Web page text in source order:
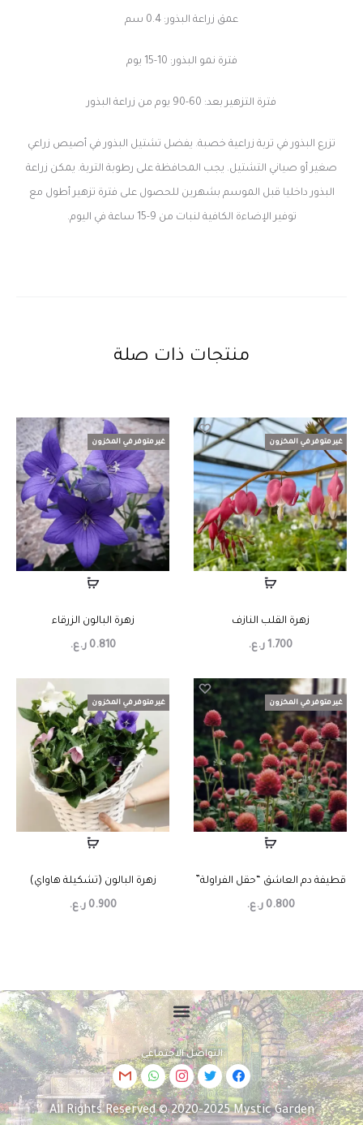
عمق زراعة البذور: 0.4 سم
فترة نمو البذور: 10-15 يوم
فترة التزهير بعد: 60-90 يوم من زراعة البذور
تزرع البذور في تربة زراعية خصبة. يفضل تشتيل البذور في أصيص زراعي
صغير أو صياني التشتيل. يجب المحافظة على رطوبة التربة. يمكن زراعة
البذور داخليا قبل الموسم بشهرين للحصول على فترة تزهير أطول مع
توفير الإضاءة الكافية لنبات من 9-15 ساعة في اليوم.
منتجات ذات صلة
غير متوفر في المخزون
زهرة القلب النازف
1.700 ر.ع.
غير متوفر في المخزون
زهرة البالون الزرقاء
0.810 ر.ع.
غير متوفر في المخزون
قطيفة دم العاشق “حقل الفراولة”
0.800 ر.ع.
غير متوفر في المخزون
زهرة البالون (تشكيلة هاواي)
0.900 ر.ع.
التواصل الاجتماعي
All Rights Reserved © 2020-2025 Mystic Garden